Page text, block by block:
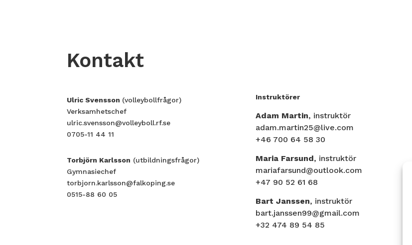
Kontakt
Ulric Svensson (volleybollfrågor)
Verksamhetschef
ulric.svensson@volleyboll.rf.se
0705-11 44 11
Torbjörn Karlsson (utbildningsfrågor)
Gymnasiechef
torbjorn.karlsson@falkoping.se
0515-88 60 05
Instruktörer
Adam Martin, instruktör
adam.martin25@live.com
+46 700 64 58 30
Maria Farsund, instruktör
mariafarsund@outlook.com
+47 90 52 61 68
Bart Janssen, instruktör
bart.janssen99@gmail.com
+32 474 89 54 85